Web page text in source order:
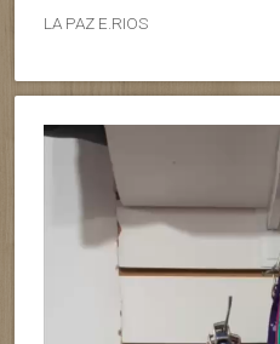
LA PAZ E.RIOS
Reproductor